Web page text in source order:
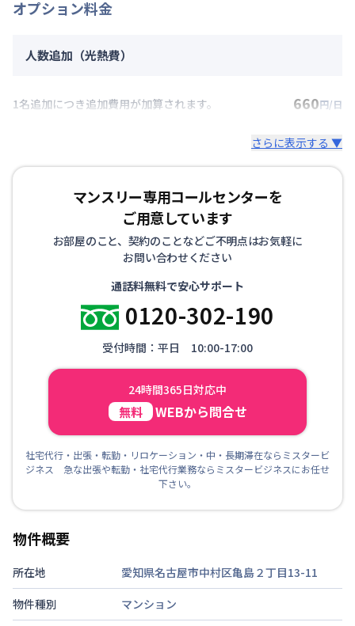
オプション料金
人数追加（光熱費）
1名追加につき追加費用が加算されます。 660円/日
さらに表示する ▼
マンスリー専用コールセンターを
ご用意しています
お部屋のこと、契約のことなどご不明点はお気軽に
お問い合わせください
通話料無料で安心サポート
0120-302-190
受付時間：平日 10:00-17:00
24時間365日対応中
無料 WEBから問合せ
社宅代行・出張・転勤・リロケーション・中・長期滞在ならミスタービ
ジネス 急な出張や転勤・社宅代行業務ならミスタービジネスにお任せ
下さい。
物件概要
所在地
愛知県名古屋市中村区亀島２丁目13-11
物件種別
マンション